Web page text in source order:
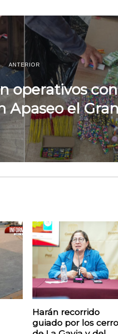
ANTERIOR
operativos
Apaseo el
Harán recorrido
guiado por los